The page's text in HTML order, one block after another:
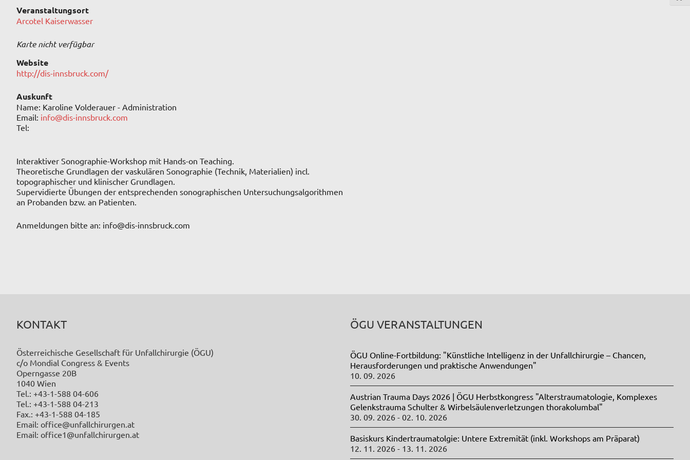
Veranstaltungsort
Arcotel Kaiserwasser
Karte nicht verfügbar
Website
http://dis-innsbruck.com/
Auskunft
Name: Karoline Volderauer - Administration
Email: info@dis-innsbruck.com
Tel:
Interaktiver Sonographie-Workshop mit Hands-on Teaching.
Theoretische Grundlagen der vaskulären Sonographie (Technik, Materialien) incl.
topographischer und klinischer Grundlagen.
Supervidierte Übungen der entsprechenden sonographischen Untersuchungsalgorithmen
an Probanden bzw. an Patienten.
Anmeldungen bitte an: info@dis-innsbruck.com
KONTAKT
Österreichische Gesellschaft für Unfallchirurgie (ÖGU)
c/o Mondial Congress & Events
Operngasse 20B
1040 Wien
Tel.: +43-1-588 04-606
Tel.: +43-1-588 04-213
Fax.: +43-1-588 04-185
Email: office@unfallchirurgen.at
Email: office1@unfallchirurgen.at
ÖGU VERANSTALTUNGEN
ÖGU Online-Fortbildung: "Künstliche Intelligenz in der Unfallchirurgie – Chancen,
Herausforderungen und praktische Anwendungen"
10. 09. 2026
Austrian Trauma Days 2026 | ÖGU Herbstkongress "Alterstraumatologie, Komplexes
Gelenkstrauma Schulter & Wirbelsäulenverletzungen thorakolumbal"
30. 09. 2026 - 02. 10. 2026
Basiskurs Kindertraumatolgie: Untere Extremität (inkl. Workshops am Präparat)
12. 11. 2026 - 13. 11. 2026